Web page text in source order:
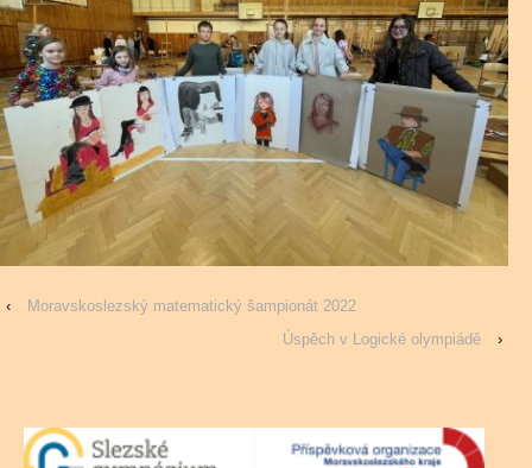
‹
Moravskoslezský matematický šampionát 2022
Úspěch v Logické olympiádě
›